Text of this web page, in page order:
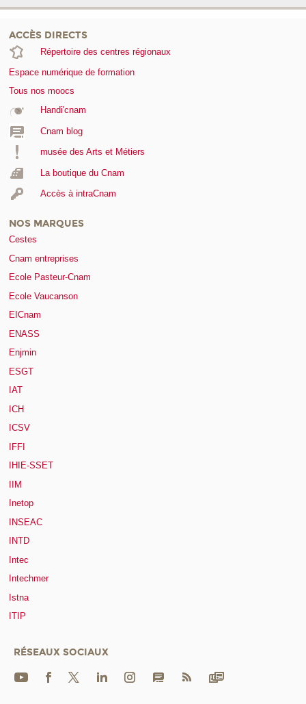
ACCÈS DIRECTS
Répertoire des centres régionaux
Espace numérique de formation
Tous nos moocs
Handi'cnam
Cnam blog
musée des Arts et Métiers
La boutique du Cnam
Accès à intraCnam
NOS MARQUES
Cestes
Cnam entreprises
Ecole Pasteur-Cnam
Ecole Vaucanson
EICnam
ENASS
Enjmin
ESGT
IAT
ICH
ICSV
IFFI
IHIE-SSET
IIM
Inetop
INSEAC
INTD
Intec
Intechmer
Istna
ITIP
RÉSEAUX SOCIAUX